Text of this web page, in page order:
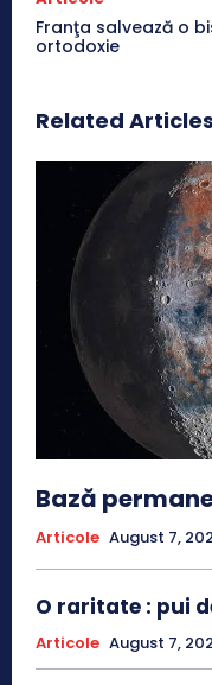
Franţa salvează o
ortodoxie
Related Articles
Bază
Articole August 7,
O raritate : pui
Articole August 7,